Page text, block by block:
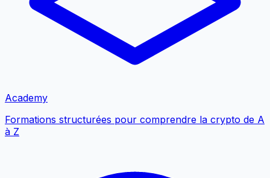
Academy
Formations structurées pour comprendre la crypto de A
à Z